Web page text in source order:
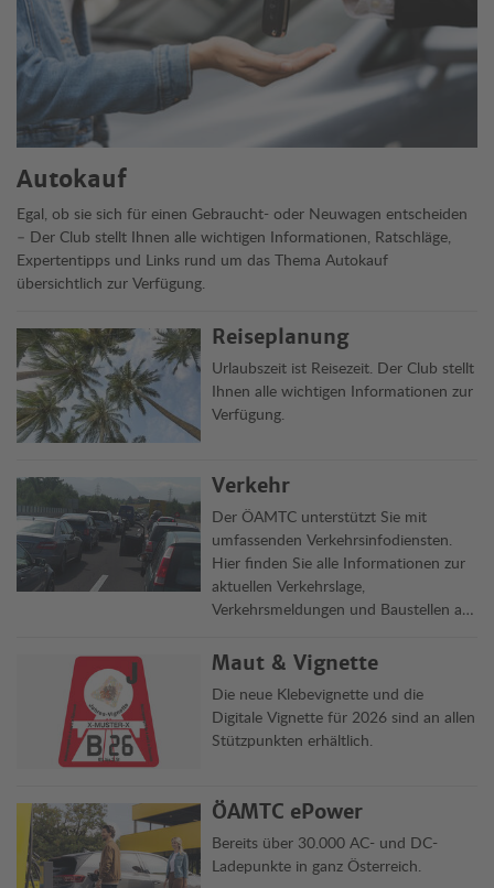
Autokauf
Egal, ob sie sich für einen Gebraucht- oder Neuwagen entscheiden
– Der Club stellt Ihnen alle wichtigen Informationen, Ratschläge,
Expertentipps und Links rund um das Thema Autokauf
übersichtlich zur Verfügung.
Reiseplanung
Urlaubszeit ist Reisezeit. Der Club stellt
Ihnen alle wichtigen Informationen zur
Verfügung.
Verkehr
Der ÖAMTC unterstützt Sie mit
umfassenden Verkehrsinfodiensten.
Hier finden Sie alle Informationen zur
aktuellen Verkehrslage,
Verkehrsmeldungen und Baustellen auf
einen Blick.
Maut & Vignette
Die neue Klebevignette und die
Digitale Vignette für 2026 sind an allen
Stützpunkten erhältlich.
ÖAMTC ePower
Bereits über 30.000 AC- und DC-
Ladepunkte in ganz Österreich.